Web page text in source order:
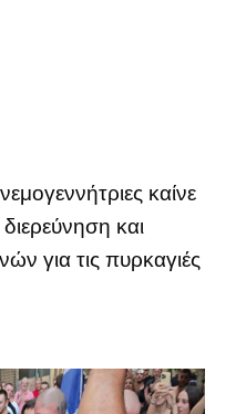
καίνε
και
για τις πυρκαγιές